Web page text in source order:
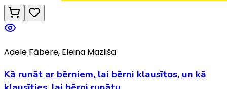
Adele Fābere, Eleina Mazliša
Kā runāt ar bērniem, lai bērni klausītos, un kā